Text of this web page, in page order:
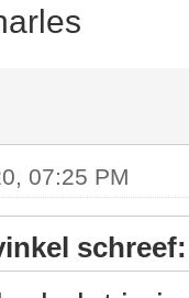
07:25 PM
schreef: